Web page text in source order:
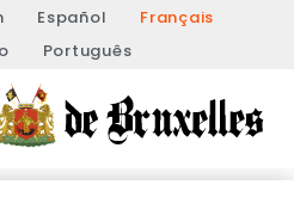
Español
Français
Português